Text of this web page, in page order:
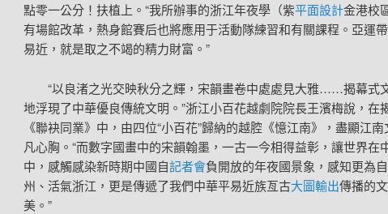
點零一公分！扶植上。“我所辦事的浙江年夜學（紫平面設計金港校
有場館改革，熱身館賽后也將應用于活動隊練習和有關課程。亞運
易近，就是取之不竭的精力財富。”
“以良渚之光交映秋分之輝，宋韻畫卷中處處見大雅……揭幕式
地浮現了中華優良傳統文明。”浙江小百花越劇院院長王濱梅說，在
《聯袂同業》中，由四位“小百花”歸納的越腔《憶江南》，盡顯江
凡心胸。“而數字國畫中的宋韻翰墨，一古一今相得益彰，讓世界在
中，感觸感染新時期中國自記者會負開放的年夜國景象，感知更為
州、活氣浙江，更是傳遞了我們中華平易近族亙古大圖輸出傳播的
美。”